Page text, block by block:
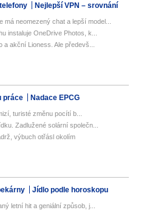
Nejlepší VPN – srovnání
neomezený chat a lepší model...
instaluje OneDrive Photos, k...
akční Lioness. Ale předevš...
práce Nadace EPCG
turisté změnu pocítí b...
Zadlužené solární společn...
výbuch otřásl okolím
Jídlo podle horoskopu
letní hit a geniální způsob, j...